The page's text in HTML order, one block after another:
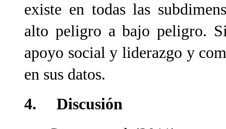
existe en todas las
alto peligro a bajo peligro.
apoyo social y liderazgo y
en sus datos.
4. Discusión